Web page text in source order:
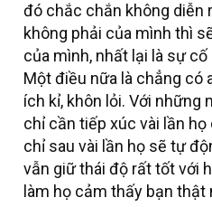
đó chắc chắn không diễn
không phải của mình thì
của mình, nhất lại là sự cố
Một điều nữa là chẳng có
ích kỉ, khôn lỏi. Với những
chỉ cần tiếp xúc vài lần họ
chỉ sau vài lần họ sẽ tự
vẫn giữ thái độ rất tốt với
làm họ cảm thấy bạn thật